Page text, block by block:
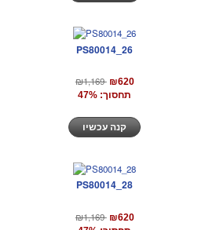
PS80014_26
₪1,169 ₪620
תחסוך: 47%
PS80014_28
₪1,169 ₪620